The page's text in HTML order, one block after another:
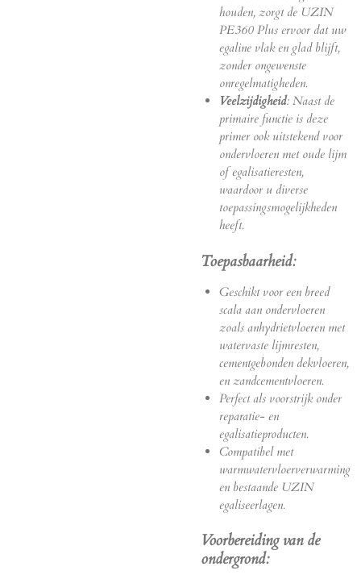
houden, zorgt de UZIN
PE360 Plus ervoor dat uw
egaline vlak en glad blijft,
zonder ongewenste
onregelmatigheden.
Veelzijdigheid: Naast de
primaire functie is deze
primer ook uitstekend voor
ondervloeren met oude lijm
of egalisatieresten,
waardoor u diverse
toepassingsmogelijkheden
heeft.
Toepasbaarheid:
Geschikt voor een breed
scala aan ondervloeren
zoals anhydrietvloeren met
watervaste lijmresten,
cementgebonden dekvloeren,
en zandcementvloeren.
Perfect als voorstrijk onder
reparatie- en
egalisatieproducten.
Compatibel met
warmwatervloerverwarming
en bestaande UZIN
egaliseerlagen.
Voorbereiding van de
ondergrond: